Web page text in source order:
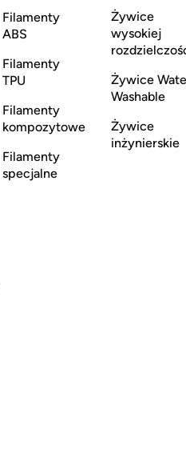
Filamenty
ABS
Filamenty
TPU
Filamenty
kompozytowe
Filamenty
specjalne
Żywice
wysokiej
Żywice
Washable
Żywice
inżynierskie